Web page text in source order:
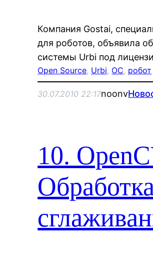
Компания Gostai,
для роботов, объявила
системы Urbi под
Open Source, Urbi, ОС, робот
30.07.2010 22:17noonv
10.